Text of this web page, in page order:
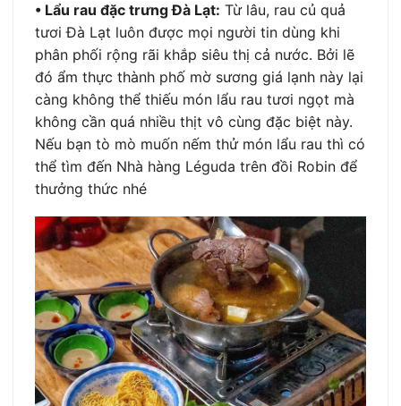
• Lẩu rau đặc trưng Đà Lạt: Từ lâu, rau củ quả
tươi Đà Lạt luôn được mọi người tin dùng khi
phân phối rộng rãi khắp siêu thị cả nước. Bởi lẽ
đó ẩm thực thành phố mờ sương giá lạnh này lại
càng không thể thiếu món lẩu rau tươi ngọt mà
không cần quá nhiều thịt vô cùng đặc biệt này.
Nếu bạn tò mò muốn nếm thử món lẩu rau thì có
thể tìm đến Nhà hàng Léguda trên đồi Robin để
thưởng thức nhé